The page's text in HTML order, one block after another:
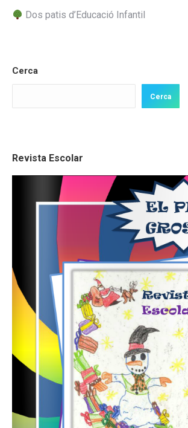
Dos patis d’Educació Infantil
Cerca
Cerca
Revista Escolar